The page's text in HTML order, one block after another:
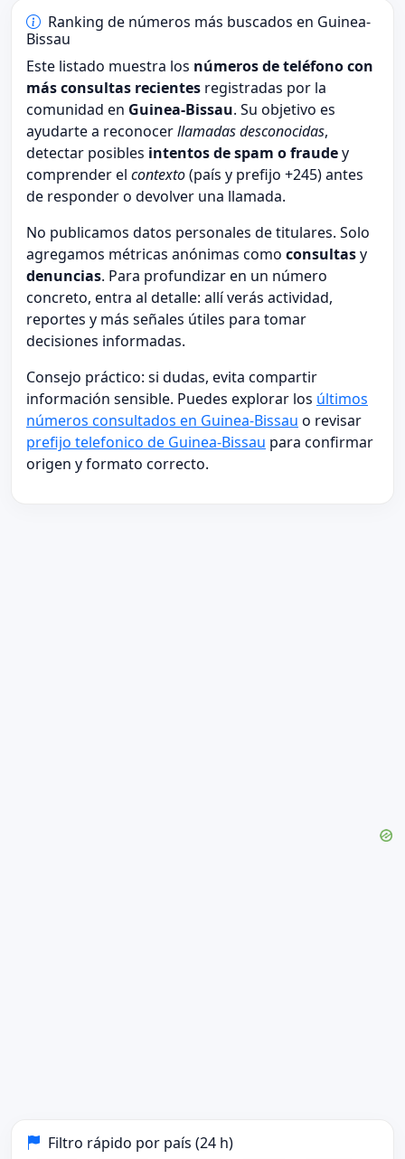
Ranking de números más buscados en Guinea-
Bissau
Este listado muestra los números de teléfono con
más consultas recientes registradas por la
comunidad en Guinea-Bissau. Su objetivo es
ayudarte a reconocerllamadas desconocidas,
detectar posibles intentos de spam o fraudey
comprender el contexto(país y prefijo +245) antes
de responder o devolver una llamada.
No publicamos datos personales de titulares. Solo
agregamos métricas anónimas como consultasy
denuncias. Para profundizar en un número
concreto, entra al detalle: allí verás actividad,
reportes y más señales útiles para tomar
decisiones informadas.
Consejo práctico: si dudas, evita compartir
información sensible. Puedes explorar los últimos
números consultados en Guinea-Bissau o revisar
prefijo telefonico de Guinea-Bissau para confirmar
origen y formato correcto.
Filtro rápido por país (24 h)